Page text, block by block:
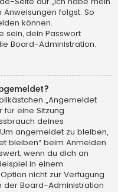
folgst. So
können.
sein, dein Passwort
Board-Administration.
„Angemeldet
für eine Sitzung
deines
angemeldet zu bleiben,
bleiben“ beim Anmelden
wenn du dich an
in einem
nicht zur Verfügung
der Board-Administration